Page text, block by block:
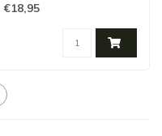
€18,95